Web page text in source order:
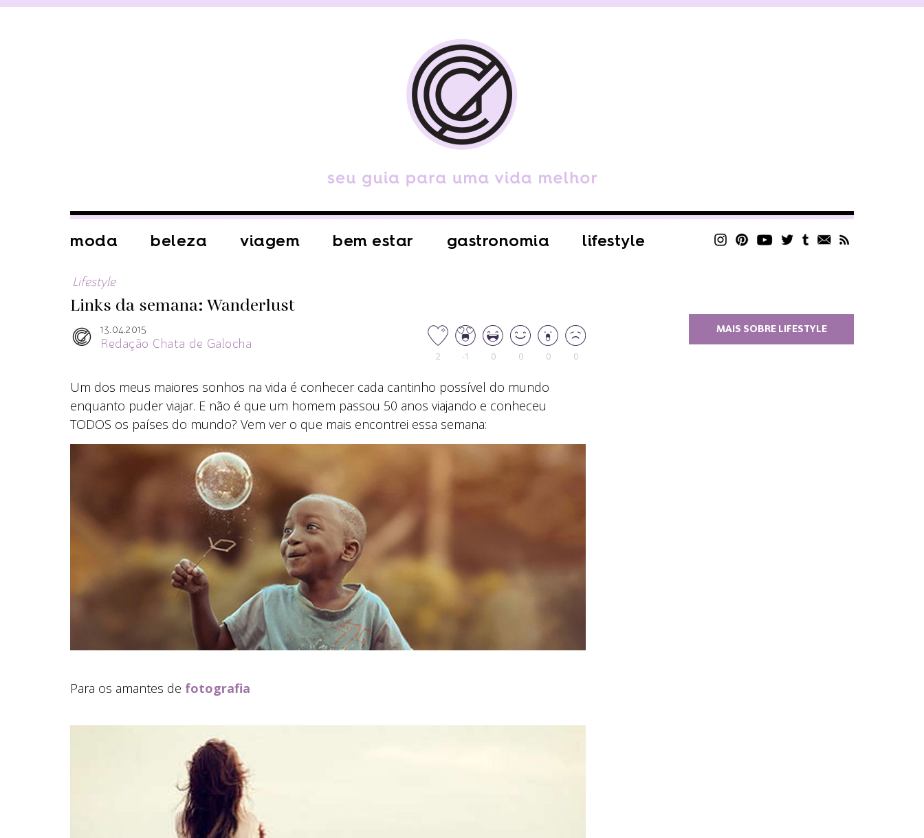
moda beleza viagem bem estar gastronomia lifestyle
Lifestyle
Links da semana: Wanderlust
13.04.2015
Redação Chata de Galocha
2 -1 0 0 0 0
Um dos meus maiores sonhos na vida é conhecer cada cantinho possível do mundo
enquanto puder viajar. E não é que um homem passou 50 anos viajando e conheceu
TODOS os países do mundo? Vem ver o que mais encontrei essa semana:
Para os amantes de fotografia
MAIS SOBRE LIFESTYLE